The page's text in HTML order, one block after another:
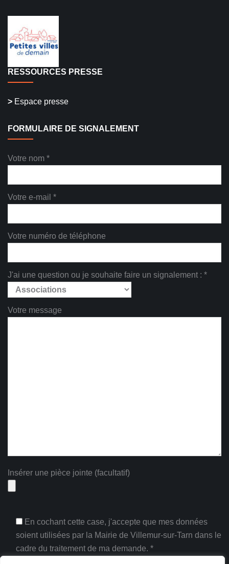
RESSOURCES PRESSE
> Espace presse
FORMULAIRE DE SIGNALEMENT
Votre nom *
Votre e-mail *
Votre numéro de téléphone
J'ai une question ou je souhaite faire un signalement : *
Votre message
Insérer une pièce jointe (facultatif)
En cochant cette case, j'accepte que mes données
soient utilisées par la Mairie de Villemur-sur-Tarn dans le
cadre du traitement de ma demande. *